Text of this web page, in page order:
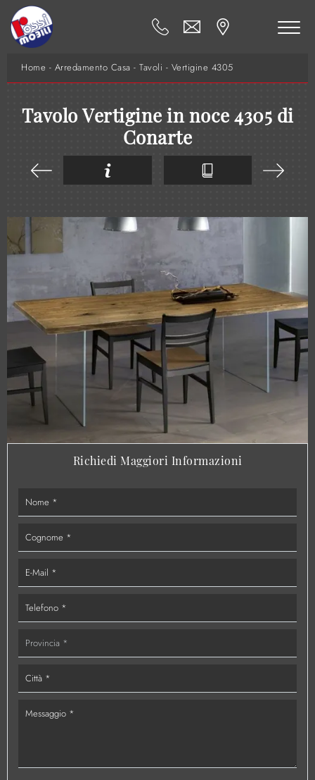
Home - Arredamento Casa - Tavoli - Vertigine 4305
Tavolo Vertigine in noce 4305 di
Conarte
Richiedi Maggiori Informazioni